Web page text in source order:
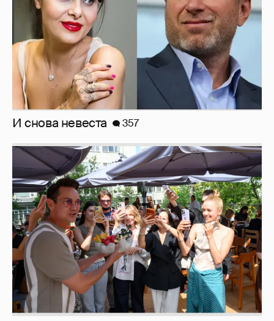
Анастасия Гребенкина, Женя Малахова,
Оксана Русланова и другие гости
фестиваля «Баланс вкуса и ритма»:
рассматриваем летние образы
Рублёвские дочки 187